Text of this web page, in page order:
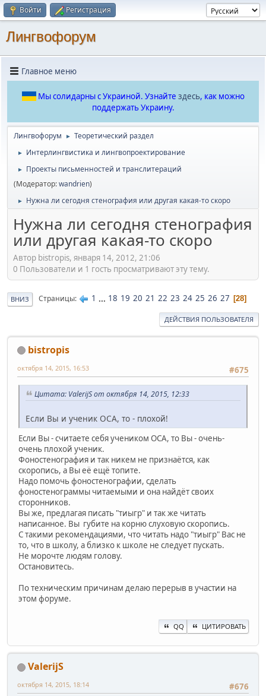
Войти Регистрация
Лингвофорум
Главное меню
Мы солидарны с Украиной. Узнайте здесь, как можно
поддержать Украину.
Лингвофорум ► Теоретический раздел
► Интерлингвистика и лингвопроектирование
►
Проекты письменностей и транслитераций
(Модератор:wandrien)
► Нужна ли сегодня стенография или другая какая-то скоро
Нужна ли сегодня стенография
или другая какая-то скоро
Автор bistropis, января 14, 2012, 21:06
0 Пользователи и 1 гость просматривают эту тему.
ВНИЗ Страницы 1 ... 18 19 20 21 22 23 24 25 26 27 28
ДЕЙСТВИЯ ПОЛЬЗОВАТЕЛЯ
bistropis
#675
октября 14, 2015, 16:53
Цитата: ValerijS от октября 14, 2015, 12:33
Если Вы и ученик ОСА, то - плохой!
Если Вы - считаете себя учеником ОСА, то Вы - очень-
очень плохой ученик.
Фоностенография и так никем не признаётся, как
скоропись, а Вы её ещё топите.
Надо помочь фоностенографии, сделать
фоностенограммы читаемыми и она найдёт своих
сторонников.
Вы же, предлагая писать "тиыгр" и так же читать
написанное. Вы губите на корню слуховую скоропись.
С такими рекомендациями, что читать надо "тиыгр" Вас не
то, что в школу, а близко к школе не следует пускать.
Не морочте людям голову.
Остановитесь.
По техническим причинам делаю перерыв в участии на
этом форуме.
QQ ЦИТИРОВАТЬ
ValerijS
#676
октября 14, 2015, 18:14